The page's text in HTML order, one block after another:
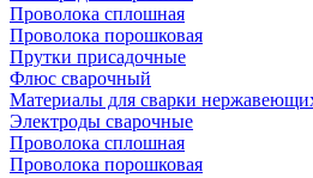
Проволока сплошная
Проволока порошковая
Прутки присадочные
Флюс сварочный
Материалы для сварки
Электроды сварочные
Проволока сплошная
Проволока порошковая